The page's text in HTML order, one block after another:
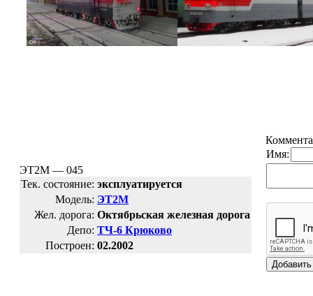
ЭТ2М — 045
Тек. состояние: эксплуатируется
Модель: ЭТ2М
Жел. дорога: Октябрьская железная дорога
Депо: ТЧ-6 Крюково
Построен: 02.2002
Имя: